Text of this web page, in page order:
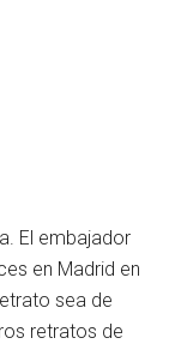
El embajador
en Madrid en
sea de
retratos de